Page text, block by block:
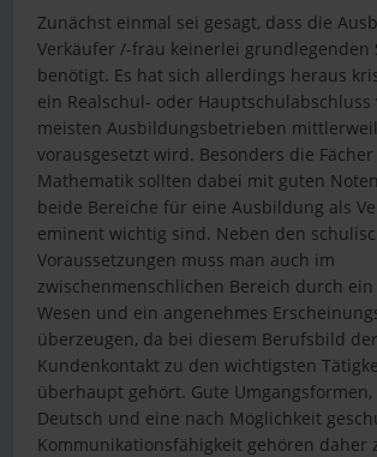
Zunächst einmal sei gesagt, dass die
Verkäufer /-frau keinerlei grundlegenden
benötigt. Es hat sich allerdings heraus
ein Realschul- oder Hauptschulabschluss
meisten Ausbildungsbetrieben
vorausgesetzt wird. Besonders die
Mathematik sollten dabei mit guten
beide Bereiche für eine Ausbildung als
eminent wichtig sind. Neben den
Voraussetzungen muss man auch im
zwischenmenschlichen Bereich durch
Wesen und ein angenehmes
überzeugen, da bei diesem Berufsbild
Kundenkontakt zu den wichtigsten
überhaupt gehört. Gute Umgangsformen,
Deutsch und eine nach Möglichkeit
Kommunikationsfähigkeit gehören daher